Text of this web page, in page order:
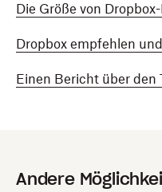
Die Größe von
Dropbox empfehlen
Einen Bericht über den
Andere